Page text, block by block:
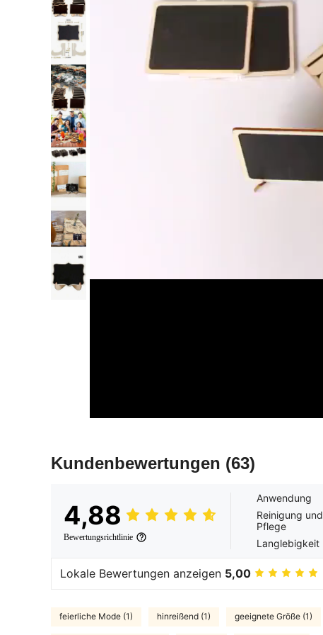
Kundenbewertungen (63)
4,88
Bewertungsrichtlinie
Anwendung
Reinigung und
Pflege
Langlebigkeit
Lokale Bewertungen anzeigen 5,00
feierliche Mode (1) hinreißend (1) geeignete Größe (1)